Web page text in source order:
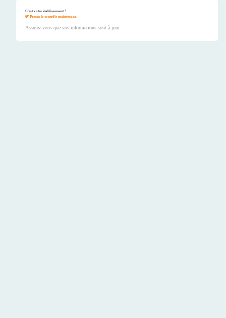
C'est votre établissement ?
Prenez le contrôle maintenant.
Assurez-vous que vos informations sont à jour.